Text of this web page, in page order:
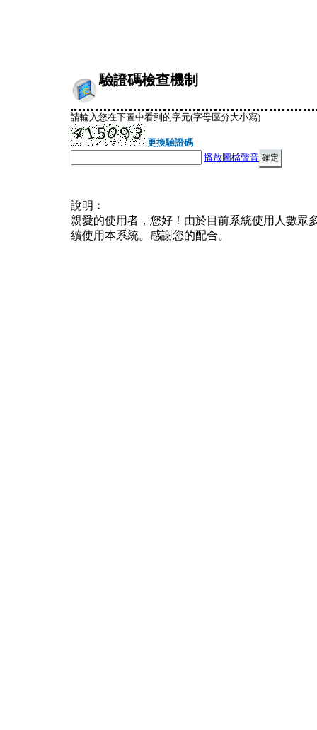
驗證碼檢查機制
請輸入您在下圖中看到的字元(字母區分大小寫)
更換驗證碼
播放圖檔聲音
說明︰
親愛的使用者，您好！由於目前系統使用人數眾
續使用本系統。感謝您的配合。